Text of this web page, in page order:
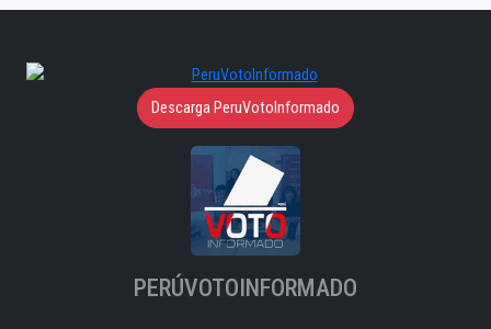
Descarga PeruVotoInformado
PERÚVOTOINFORMADO